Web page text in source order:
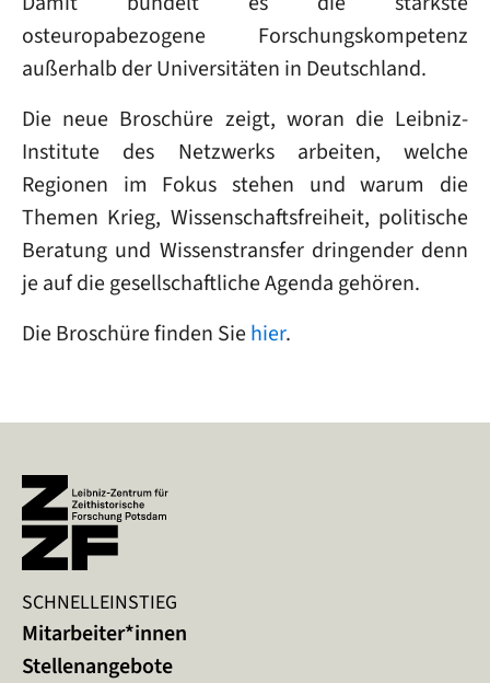
osteuropabezogene Forschungskompetenz
außerhalb der Universitäten in Deutschland.
Die neue Broschüre zeigt, woran die Leibniz-
Institute des Netzwerks arbeiten, welche
Regionen im Fokus stehen und warum die
Themen Krieg, Wissenschaftsfreiheit, politische
Beratung und Wissenstransfer dringender denn
je auf die gesellschaftliche Agenda gehören.
Die Broschüre finden Siehier.
SCHNELLEINSTIEG
Mitarbeiter*innen
Stellenangebote